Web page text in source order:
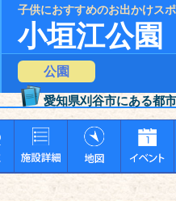
子供におすすめのお出かけス
小垣江公園
公園
愛知県刈谷市にある都